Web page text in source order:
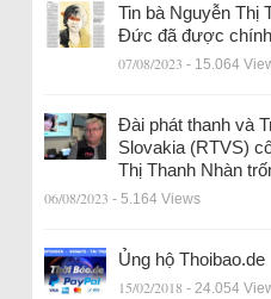
Tin bà Nguyễn Thị
Đức đã được
07/08/2023 - 15.064
Đài phát thanh và
Slovakia (RTVS)
Thị Thanh Nhàn
06/08/2023 - 5.164 Views
Ủng hộ Thoibao.de
15/02/2018 - 24.054